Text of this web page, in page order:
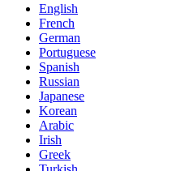
English
French
German
Portuguese
Spanish
Russian
Japanese
Korean
Arabic
Irish
Greek